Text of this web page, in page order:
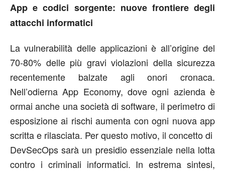
App e codici sorgente: nuove frontiere degli
attacchi informatici
La vulnerabilità delle applicazioni è all’origine del
70-80% delle più gravi violazioni della sicurezza
recentemente balzate agli onori cronaca.
Nell’odierna App Economy, dove ogni azienda è
ormai anche una società di software, il perimetro di
esposizione ai rischi aumenta con ogni nuova app
scritta e rilasciata. Per questo motivo, il concetto di
DevSecOps sarà un presidio essenziale nella lotta
contro i criminali informatici. In estrema sintesi,